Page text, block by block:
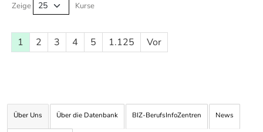
Zeige Kurse
1 2 3 4 5 1.125 Vor
Über Uns Über die Datenbank BIZ-BerufsInfoZentren News